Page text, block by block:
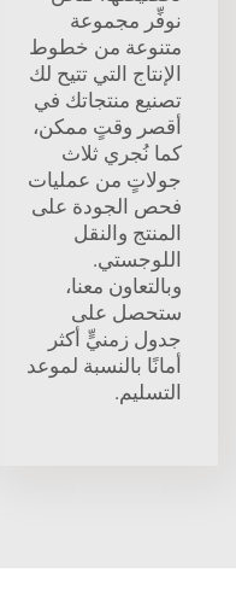
نوفِّر مجموعة
متنوعة من خطوط
الإنتاج التي تتيح لك
تصنيع منتجاتك في
أقصر وقتٍ ممكن،
كما نُجري ثلاث
جولاتٍ من عمليات
فحص الجودة على
المنتج والنقل
اللوجستي.
وبالتعاون معنا،
ستحصل على
جدول زمنيٍّ أكثر
أمانًا بالنسبة لموعد
التسليم.